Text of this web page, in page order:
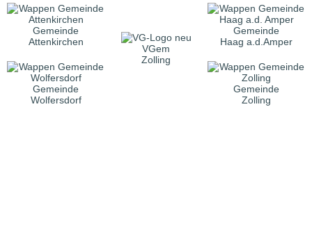
Gemeinde
Attenkirchen
VGem
Zolling
Gemeinde
Haag a.d.Amper
Gemeinde
Wolfersdorf
Gemeinde
Zolling